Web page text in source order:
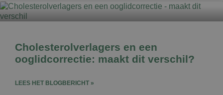
Cholesterolverlagers en een
ooglidcorrectie: maakt dit verschil?
LEES HET BLOGBERICHT »